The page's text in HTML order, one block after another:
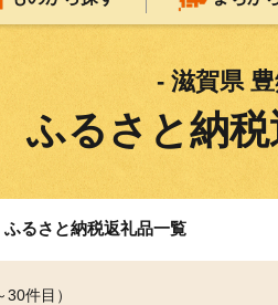
- 滋賀県
ふるさと納
ふるさと納税返礼品一覧
30件目）